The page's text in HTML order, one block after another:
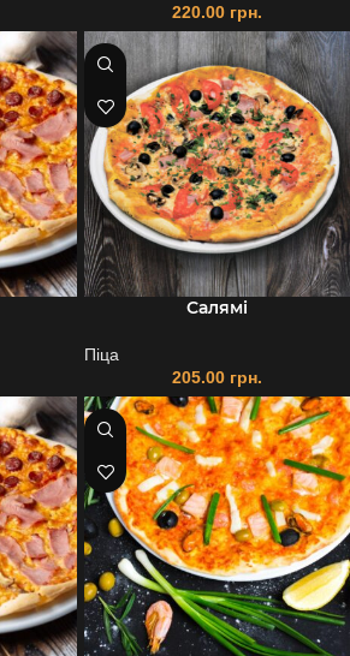
220.00 грн.
Салямі
Піца
205.00 грн.